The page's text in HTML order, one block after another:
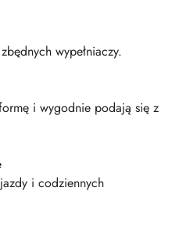
wypełniaczy.
i wygodnie podają się z
i codziennych